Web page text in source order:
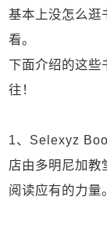
基本上没怎么逛
看。
下面介绍的这些
往！
1、Selexyz
店由多明尼加教
阅读应有的力量